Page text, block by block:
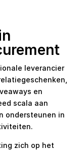
leverancier
en
scala aan
ondersteunen in
zich op het